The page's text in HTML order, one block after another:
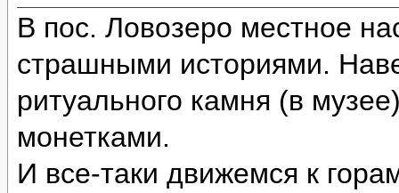
В пос. Ловозеро местное
страшными историями.
ритуального камня (в
монетками.
И все-таки движемся к